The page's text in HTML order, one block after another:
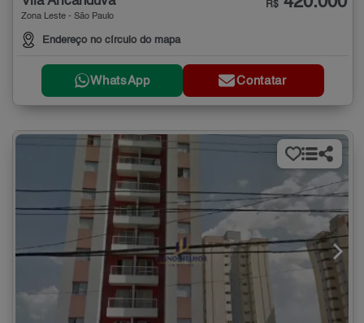
Zona Leste - São Paulo
Endereço no círculo do mapa
R$
WhatsApp Contatar